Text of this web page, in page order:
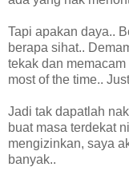
Tapi apakan daya..
berapa sihat..
tekak dan
most of the time..
Jadi tak dapatlah
buat masa terdekat
mengizinkan, saya
banyak..